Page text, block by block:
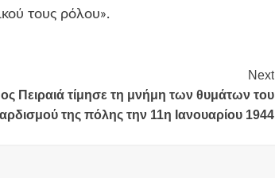
τους ρόλου».
Next
Πειραιά τίμησε τη μνήμη των θυμάτων του
της πόλης την 11η Ιανουαρίου 1944